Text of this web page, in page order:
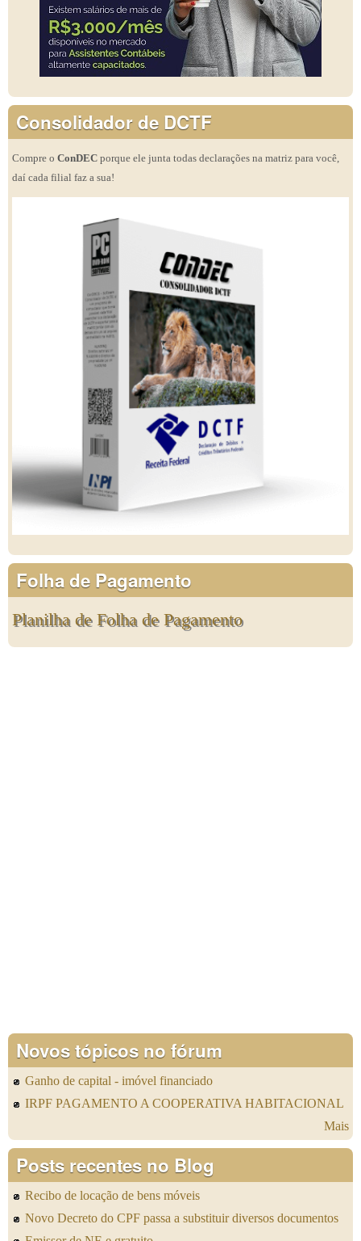
Consolidador de DCTF
Compre o ConDEC porque ele junta todas declarações na matriz para você,
daí cada filial faz a sua!
Folha de Pagamento
Planilha de Folha de Pagamento
Novos tópicos no fórum
Ganho de capital - imóvel financiado
IRPF PAGAMENTO A COOPERATIVA HABITACIONAL
Mais
Posts recentes no Blog
Recibo de locação de bens móveis
Novo Decreto do CPF passa a substituir diversos documentos